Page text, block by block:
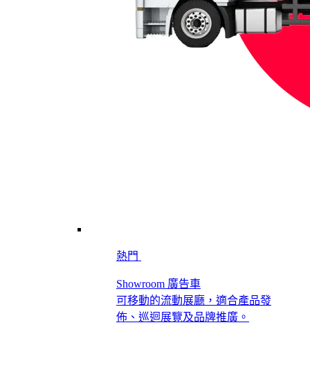
熱門
Showroom 廣告車
可移動的流動展廳，適合產品發
佈、巡迴展覽及品牌推廣。